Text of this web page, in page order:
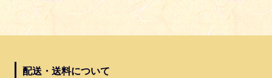
配送・送料について